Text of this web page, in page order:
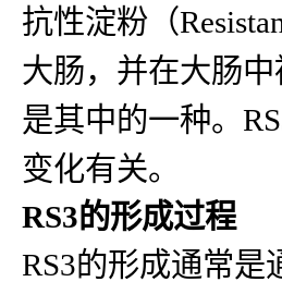
抗性淀粉（
大肠，并在大肠
是其中的一种。
变化有关。
RS3的形成过程
RS3的形成通常